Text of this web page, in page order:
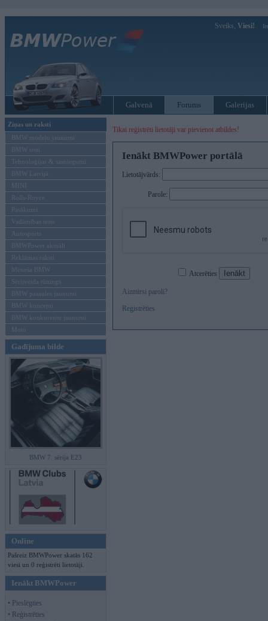
Sveiks, Viesi!
Galvenā Forums Galerijas
Ziņas un raksti
BMW modeļu jaunumi
BMW testi
Tehnoloģijas & sasniegumi
BMW Latvijā
MINI
Rolls-Royce
Pasākumi
Vadāmības tests
Autosports
BMWPower aktuāli
Reklāmas raksti
Mēneša BMW
Sērijveida tūnings
BMW pasaules jaunumi
BMW koncepti
BMW konkurentu jaunumi
Moto
Gadījuma bilde
BMW 7. sērija E23
Online
Pašreiz BMWPower skatās 162
viesi un 0 reģistrēti lietotāji.
Ienākt BMWPower
• Pieslēgties
• Reģistrēties
Tikai reģistrēti lietotāji var pievienot atbildes!
Ienākt BMWPower portālā
Lietotājvārds:
Parole:
Atcerēties
Aizmirsi paroli?
Reģistrēties